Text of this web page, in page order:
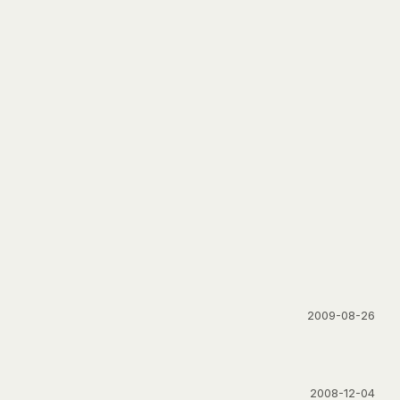
2009-08-26
2008-12-04